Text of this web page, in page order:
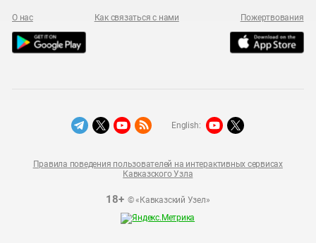
О нас Как связаться с нами Пожертвования
18+© «Кавказский Узел»
Правила поведения пользователей на интерактивных сервисах
Кавказского Узла
English: